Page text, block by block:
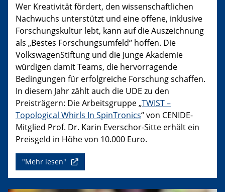
Wer Kreativität fördert, den wissenschaftlichen
Nachwuchs unterstützt und eine offene, inklusive
Forschungskultur lebt, kann auf die Auszeichnung
als „Bestes Forschungsumfeld“ hoffen. Die
VolkswagenStiftung und die Junge Akademie
würdigen damit Teams, die hervorragende
Bedingungen für erfolgreiche Forschung schaffen.
In diesem Jahr zählt auch die UDE zu den
Preisträgern: Die Arbeitsgruppe „TWIST –
Topological Whirls In SpinTronics“ von CENIDE-
Mitglied Prof. Dr. Karin Everschor-Sitte erhält ein
Preisgeld in Höhe von 10.000 Euro.
"Mehr lesen"